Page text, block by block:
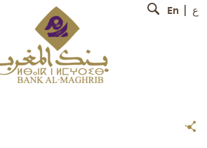
En ع